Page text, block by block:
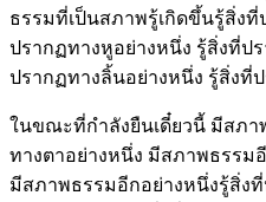
ธรรมที่เป็นสภาพรู้เกิดขึ้นรู้สิ่ง
ปรากฏทางหูอย่างหนึ่ง รู้สิ่งที่ป
ปรากฏทางลิ้นอย่างหนึ่ง รู้สิ่งที่
ในขณะที่กำลังยืนเดี๋ยวนี้ มีสภ
ทางตาอย่างหนึ่ง มีสภาพธรรม
มีสภาพธรรมอีกอย่างหนึ่งรู้สิ่ง